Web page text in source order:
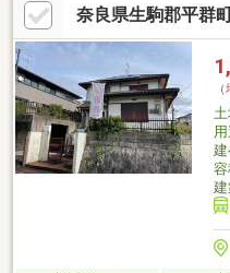
奈良県生駒郡平群